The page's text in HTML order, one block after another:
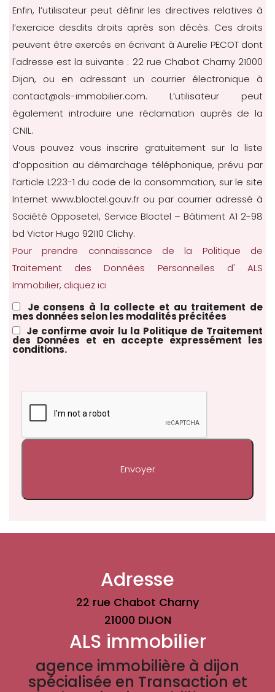
Enfin, l’utilisateur peut définir les directives relatives à
l’exercice desdits droits après son décès. Ces droits
peuvent être exercés en écrivant à Aurelie PECOT dont
l'adresse est la suivante : 22 rue Chabot Charny 21000
Dijon, ou en adressant un courrier électronique à
contact@als-immobilier.com. L’utilisateur peut
également introduire une réclamation auprès de la
CNIL.
Vous pouvez vous inscrire gratuitement sur la liste
d’opposition au démarchage téléphonique, prévu par
l’article L223-1 du code de la consommation, sur le site
Internet www.bloctel.gouv.fr ou par courrier adressé à
Société Opposetel, Service Bloctel – Bâtiment A1 2-98
bd Victor Hugo 92110 Clichy.
Pour prendre connaissance de la Politique de
Traitement des Données Personnelles d' ALS
Immobilier, cliquez ici
Je consens à la collecte et au traitement de
mes données selon les modalités précitées
Je confirme avoir lu la Politique de Traitement
des Données et en accepte expressément les
conditions.
Adresse
22 rue Chabot Charny
21000 DIJON
ALS immobilier
agence immobilière à dijon
spécialisée en Transaction et